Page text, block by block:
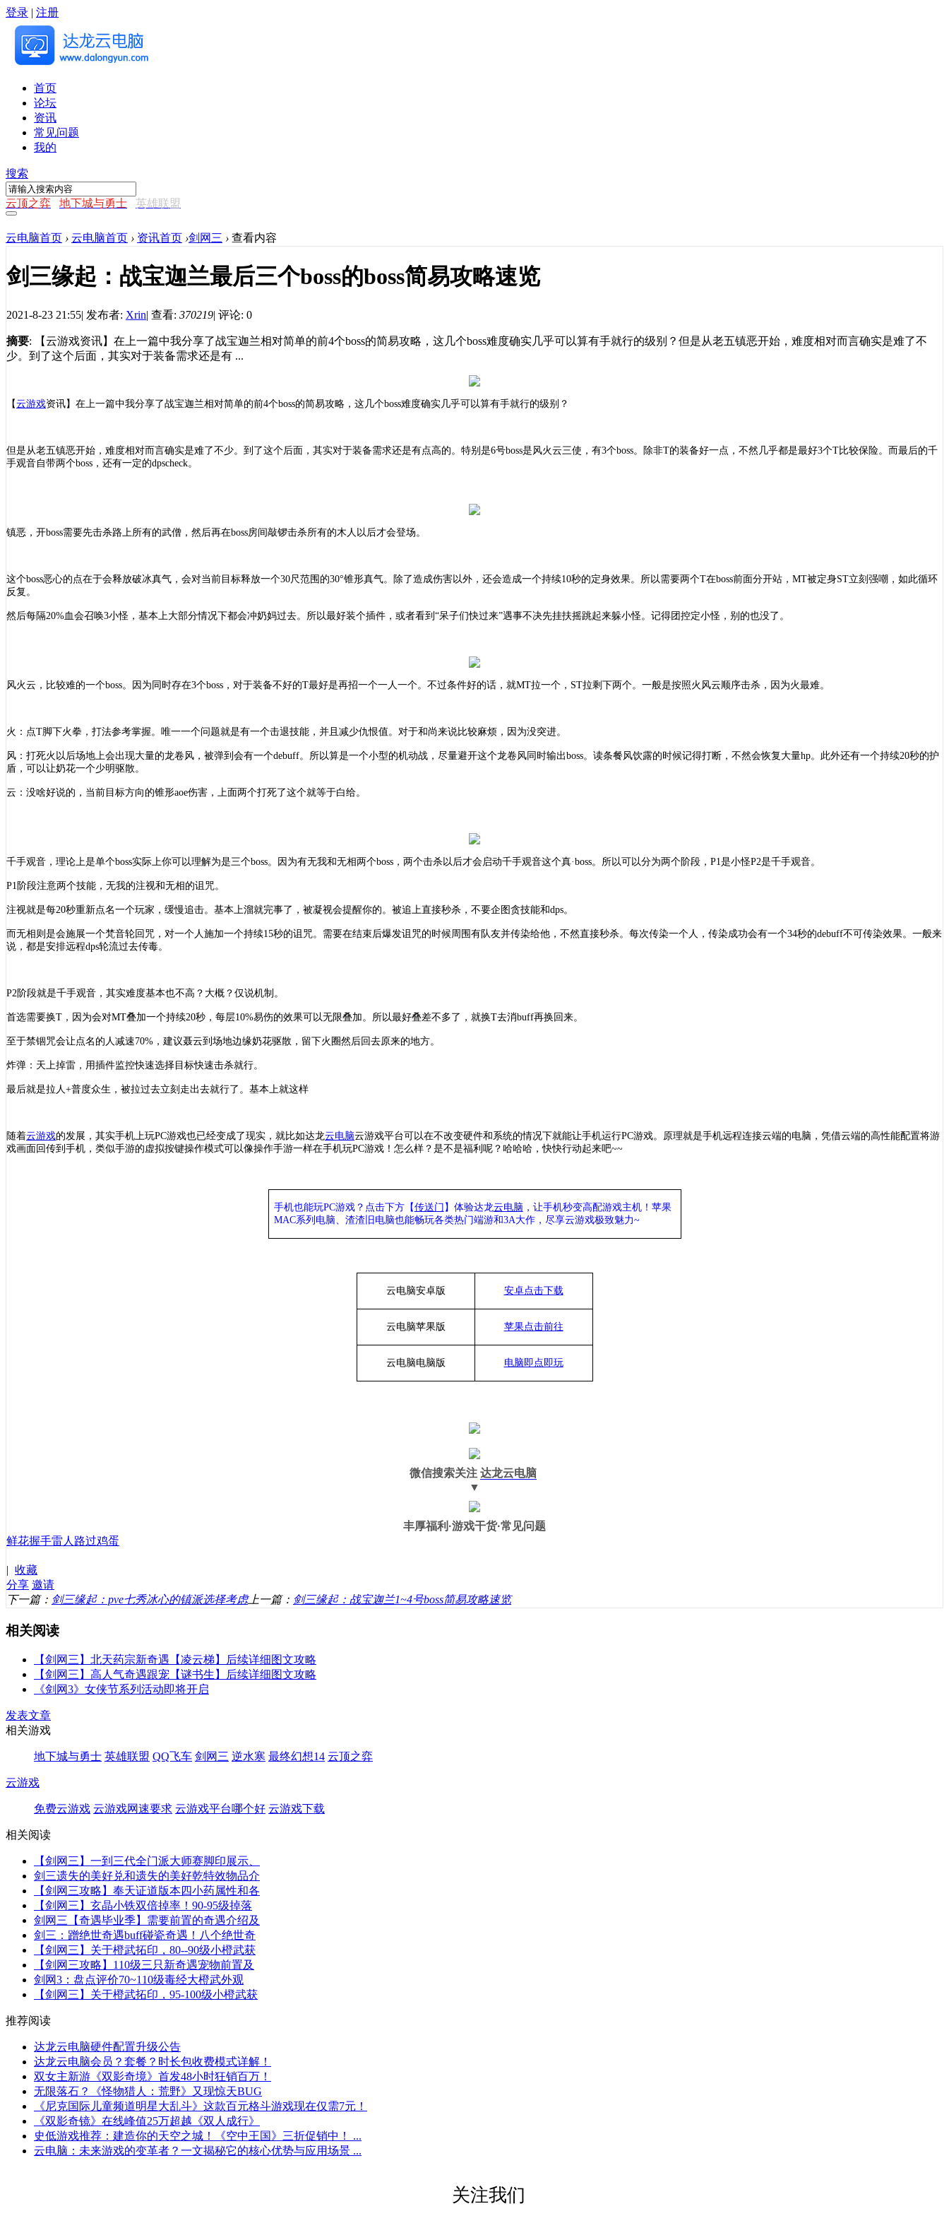
登录 | 注册
首页
论坛
资讯
常见问题
我的
搜索
云顶之弈 地下城与勇士 英雄联盟
云电脑首页 › 云电脑首页 › 资讯首页 ›剑网三 › 查看内容
剑三缘起：战宝迦兰最后三个boss的boss简易攻略速览
2021-8-23 21:55| 发布者: Xrin| 查看: 370219| 评论: 0
摘要: 【云游戏资讯】在上一篇中我分享了战宝迦兰相对简单的前4个boss的简易攻略，这几个boss难度确实几乎可以算有手就行的级别？但是从老五镇恶开始，难度相对而言确实是难了不
少。到了这个后面，其实对于装备需求还是有 ...
【云游戏资讯】 在上一篇中我分享了战宝迦兰相对简单的前4个boss的简易攻略，这几个boss难度确实几乎可以算有手就行的级别？
但是从老五镇恶开始，难度相对而言确实是难了不少。到了这个后面，其实对于装备需求还是有点高的。特别是6号boss是风火云三使，有3个boss。除非T的装备好一点，不然几乎都是最好3个T比较保险。而最后的千
手观音自带两个boss，还有一定的dpscheck。
镇恶，开boss需要先击杀路上所有的武僧，然后再在boss房间敲锣击杀所有的木人以后才会登场。
这个boss恶心的点在于会释放破冰真气，会对当前目标释放一个30尺范围的30°锥形真气。除了造成伤害以外，还会造成一个持续10秒的定身效果。所以需要两个T在boss前面分开站，MT被定身ST立刻强嘲，如此循环
反复。
然后每隔20%血会召唤3小怪，基本上大部分情况下都会冲奶妈过去。所以最好装个插件，或者看到“呆子们快过来”遇事不决先挂扶摇跳起来躲小怪。记得团控定小怪，别的也没了。
风火云，比较难的一个boss。因为同时存在3个boss，对于装备不好的T最好是再招一个一人一个。不过条件好的话，就MT拉一个，ST拉剩下两个。一般是按照火风云顺序击杀，因为火最难。
火：点T脚下火拳，打法参考掌握。唯一一个问题就是有一个击退技能，并且减少仇恨值。对于和尚来说比较麻烦，因为没突进。
风：打死火以后场地上会出现大量的龙卷风，被弹到会有一个debuff。所以算是一个小型的机动战，尽量避开这个龙卷风同时输出boss。读条餐风饮露的时候记得打断，不然会恢复大量hp。此外还有一个持续20秒的护
盾，可以让奶花一个少明驱散。
云：没啥好说的，当前目标方向的锥形aoe伤害，上面两个打死了这个就等于白给。
千手观音，理论上是单个boss实际上你可以理解为是三个boss。因为有无我和无相两个boss，两个击杀以后才会启动千手观音这个真·boss。所以可以分为两个阶段，P1是小怪P2是千手观音。
P1阶段注意两个技能，无我的注视和无相的诅咒。
注视就是每20秒重新点名一个玩家，缓慢追击。基本上溜就完事了，被凝视会提醒你的。被追上直接秒杀，不要企图贪技能和dps。
而无相则是会施展一个梵音轮回咒，对一个人施加一个持续15秒的诅咒。需要在结束后爆发诅咒的时候周围有队友并传染给他，不然直接秒杀。每次传染一个人，传染成功会有一个34秒的debuff不可传染效果。一般来
说，都是安排远程dps轮流过去传毒。
P2阶段就是千手观音，其实难度基本也不高？大概？仅说机制。
首选需要换T，因为会对MT叠加一个持续20秒，每层10%易伤的效果可以无限叠加。所以最好叠差不多了，就换T去消buff再换回来。
至于禁锢咒会让点名的人减速70%，建议聂云到场地边缘奶花驱散，留下火圈然后回去原来的地方。
炸弹：天上掉雷，用插件监控快速选择目标快速击杀就行。
最后就是拉人 +普度众生，被拉过去立刻走出去就行了。基本上就这样
随着云游戏的发展，其实手机上玩PC游戏也已经变成了现实，就比如达龙云电脑云游戏平台可以在不改变硬件和系统的情况下就能让手机运行PC游戏。原理就是手机远程连接云端的电脑，凭借云端的高性能配置将游
戏画面回传到手机，类似手游的虚拟按键操作模式可以像操作手游一样在手机玩PC游戏！怎么样？是不是福利呢？哈哈哈，快快行动起来吧~~
手机也能玩PC游戏？点击下方【传送门 】 体验达龙云电脑 ，让手机秒变高配游戏主机！苹果
MAC系列电脑、 渣渣旧电脑也能畅玩各类热门端游和3A大作， 尽享云游戏极致魅力~
云电脑安卓版 安卓点击下载
云电脑苹果版 苹果点击前往
云电脑电脑版 电脑即点即玩
微信搜索关注 达龙云电脑
▼
丰厚福利 ·游戏干货·常见问题
鲜花握手雷人 路过鸡蛋
| 收藏
分享 邀请
下一篇： 剑三缘起：pve七秀冰心的镇派选择考虑上一篇： 剑三缘起：战宝迦兰1~4号boss简易攻略速览
相关阅读
【剑网三】北天药宗新奇遇【凌云梯】后续详细图文攻略
【剑网三】高人气奇遇跟宠【谜书生】后续详细图文攻略
《剑网3》女侠节系列活动即将开启
发表文章
相关游戏
地下城与勇士 英雄联盟 QQ飞车 剑网三 逆水寒 最终幻想14 云顶之弈
云游戏
免费云游戏 云游戏网速要求 云游戏平台哪个好 云游戏下载
相关阅读
【剑网三】一到三代全门派大师赛脚印展示、
剑三遗失的美好兑和遗失的美好乾特效物品介
【剑网三攻略】奉天证道版本四小药属性和各
【剑网三】玄晶小铁双倍掉率！90-95级掉落
剑网三【奇遇毕业季】需要前置的奇遇介绍及
剑三：蹭绝世奇遇buff碰瓷奇遇！八个绝世奇
【剑网三】关于橙武拓印，80--90级小橙武获
【剑网三攻略】110级三只新奇遇宠物前置及
剑网3：盘点评价70~110级毒经大橙武外观
【剑网三】关于橙武拓印，95-100级小橙武获
推荐阅读
达龙云电脑硬件配置升级公告
达龙云电脑会员？套餐？时长包收费模式详解！
双女主新游《双影奇境》首发48小时狂销百万！
无限落石？《怪物猎人：荒野》又现惊天BUG
《尼克国际儿童频道明星大乱斗》这款百元格斗游戏现在仅需7元！
《双影奇镜》在线峰值25万超越《双人成行》
史低游戏推荐：建造你的天空之城！《空中王国》三折促销中！ ...
云电脑：未来游戏的变革者？一文揭秘它的核心优势与应用场景 ...
关注我们